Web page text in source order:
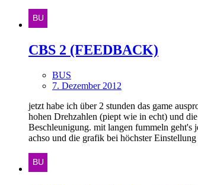
CBS 2 (FEEDBACK)
BUS
7. Dezember 2012
jetzt habe ich über 2 stunden das game
hohen Drehzahlen (piept wie in echt) und
Beschleunigung. mit langen fummeln geht's
achso und die grafik bei höchster